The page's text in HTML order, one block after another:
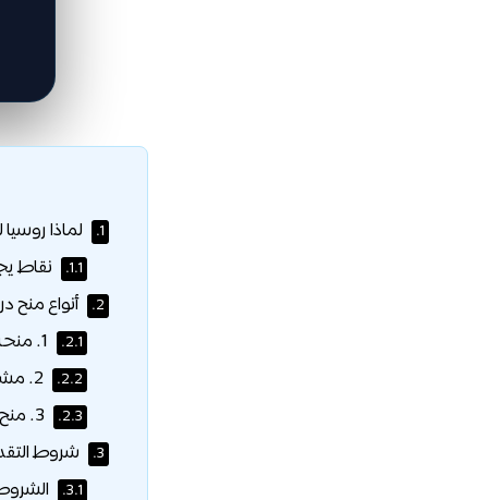
1. لماذا
1.1. نقاط
2. أنواع منح
2.1.
2.2.
2.3.
3. شروط
3.1.